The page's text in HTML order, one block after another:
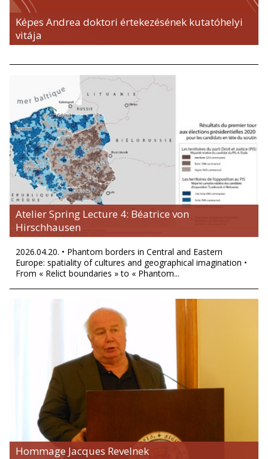
Képes Andrea doktori értekezésének kutatóhelyi
vitája
Atelier Spring Lecture 4: Béatrice von
Hirschhausen
2026.04.20. • Phantom borders in Central and Eastern
Europe: spatiality of cultures and geographical imagination •
From « Relict boundaries » to « Phantom...
Hommage Jacques Revelnek